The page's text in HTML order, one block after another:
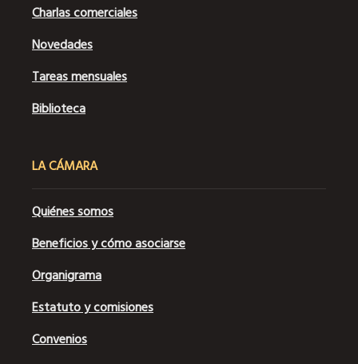
Charlas comerciales
Novedades
Tareas mensuales
Biblioteca
LA CÁMARA
Quiénes somos
Beneficios y cómo asociarse
Organigrama
Estatuto y comisiones
Convenios